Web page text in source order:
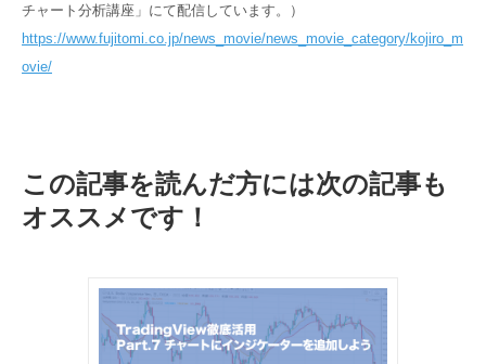
チャート分析講座」にて配信しています。）
https://www.fujitomi.co.jp/news_movie/news_movie_category/kojiro_m
ovie/
この記事を読んだ方には次の記事も
オススメです！